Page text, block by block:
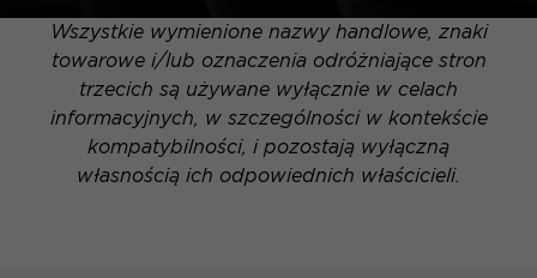
Wszystkie wymienione nazwy handlowe, znaki
towarowe i/lub oznaczenia odróżniające stron
trzecich są używane wyłącznie w celach
informacyjnych, w szczególności w kontekście
kompatybilności, i pozostają wyłączną
własnością ich odpowiednich właścicieli.